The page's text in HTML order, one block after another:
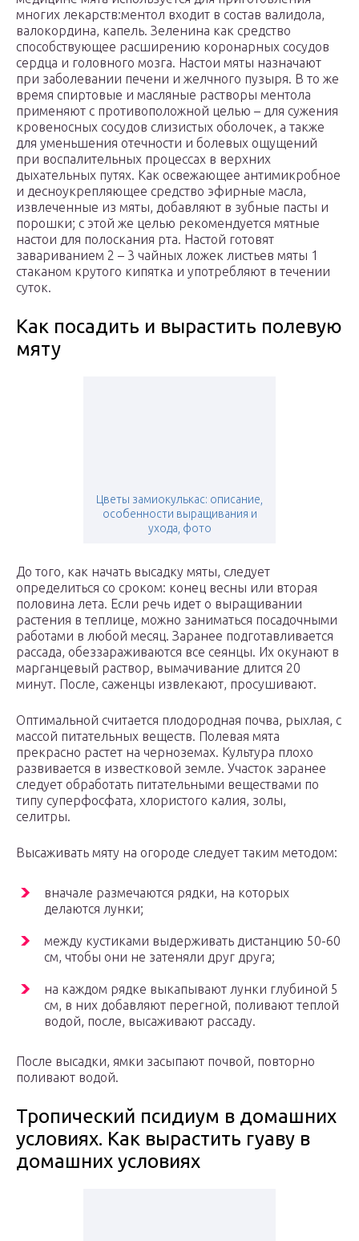
многих лекарств:ментол входит в состав валидола,
валокордина, капель. Зеленина как средство
способствующее расширению коронарных сосудов
сердца и головного мозга. Настои мяты назначают
при заболевании печени и желчного пузыря. В то же
время спиртовые и масляные растворы ментола
применяют с противоположной целью – для сужения
кровеносных сосудов слизистых оболочек, а также
для уменьшения отечности и болевых ощущений
при воспалительных процессах в верхних
дыхательных путях. Как освежающее антимикробное
и десноукрепляющее средство эфирные масла,
извлеченные из мяты, добавляют в зубные пасты и
порошки; с этой же целью рекомендуется мятные
настои для полоскания рта. Настой готовят
завариванием 2 – 3 чайных ложек листьев мяты 1
стаканом крутого кипятка и употребляют в течении
суток.
Как посадить и вырастить полевую
мяту
Цветы замиокулькас: описание,
особенности выращивания и
ухода, фото
До того, как начать высадку мяты, следует
определиться со сроком: конец весны или вторая
половина лета. Если речь идет о выращивании
растения в теплице, можно заниматься посадочными
работами в любой месяц. Заранее подготавливается
рассада, обеззараживаются все сеянцы. Их окунают в
марганцевый раствор, вымачивание длится 20
минут. После, саженцы извлекают, просушивают.
Оптимальной считается плодородная почва, рыхлая, с
массой питательных веществ. Полевая мята
прекрасно растет на черноземах. Культура плохо
развивается в известковой земле. Участок заранее
следует обработать питательными веществами по
типу суперфосфата, хлористого калия, золы,
селитры.
Высаживать мяту на огороде следует таким методом:
вначале размечаются рядки, на которых
делаются лунки;
между кустиками выдерживать дистанцию 50-60
см, чтобы они не затеняли друг друга;
на каждом рядке выкапывают лунки глубиной 5
см, в них добавляют перегной, поливают теплой
водой, после, высаживают рассаду.
После высадки, ямки засыпают почвой, повторно
поливают водой.
Тропический псидиум в домашних
условиях. Как вырастить гуаву в
домашних условиях